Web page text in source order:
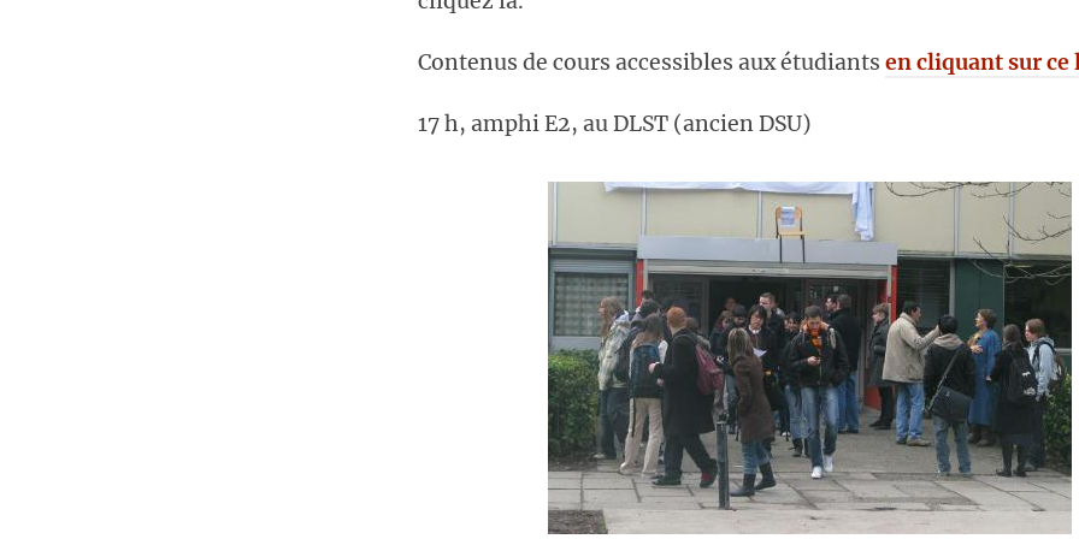
Contenus de cours accessibles aux étudiants en cliquant sur ce
17 h, amphi E2, au DLST (ancien DSU)